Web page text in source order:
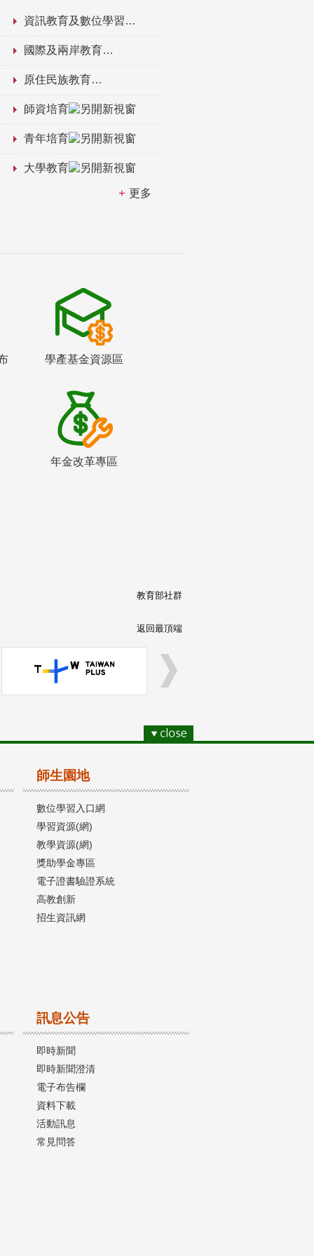
資訊教育及數位學習
國際及兩岸教育
原住民族教育
師資培育
青年培育
大學教育
更多
學產基金資源區
年金改革專區
教育部社群
返回最頂端
師生園地
數位學習入口網
學習資源(網)
教學資源(網)
獎助學金專區
電子證書驗證系統
高教創新
招生資訊網
訊息公告
即時新聞
即時新聞澄清
電子布告欄
資料下載
活動訊息
常見問答